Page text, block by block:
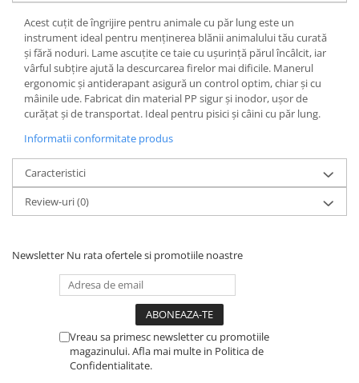
Vaze si boluri decorative
Vesela unica folosinta
Acest cuțit de îngrijire pentru animale cu păr lung este un
instrument ideal pentru menținerea blănii animalului tău curată
și fără noduri. Lame ascuțite ce taie cu ușurință părul încâlcit, iar
vârful subțire ajută la descurcarea firelor mai dificile. Manerul
ergonomic și antiderapant asigură un control optim, chiar și cu
mâinile ude. Fabricat din material PP sigur și inodor, ușor de
curățat și de transportat. Ideal pentru pisici și câini cu păr lung.
Informatii conformitate produs
Caracteristici
Review-uri(0)
Newsletter Nu rata ofertele si promotiile noastre
Vreau sa primesc newsletter cu promotiile
magazinului. Afla mai multe in Politica de
Confidentialitate.